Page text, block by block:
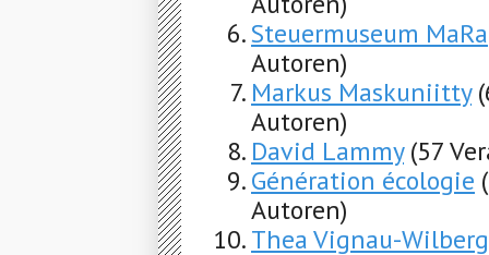
Steuermuseum MaRa
Autoren)
Markus Maskuniitty
Autoren)
David Lammy (57
Génération écologie
Autoren)
Thea Vignau-Wilberg